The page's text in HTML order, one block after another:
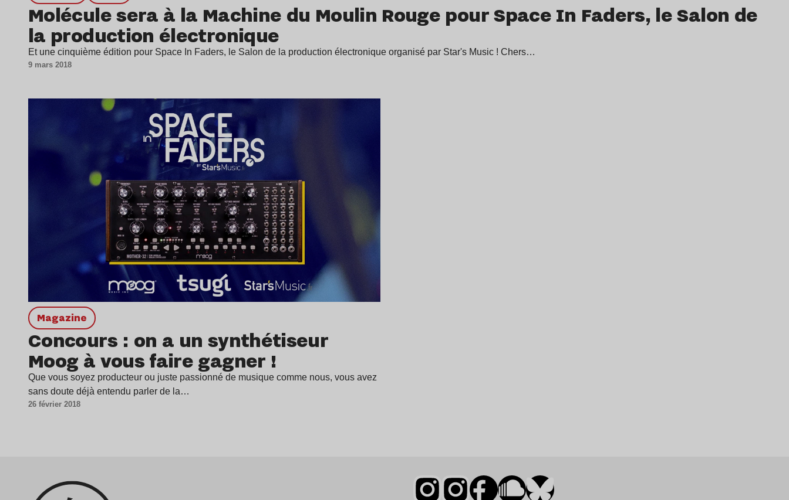
Molécule sera à la Machine du Moulin Rouge pour Space In Faders, le Salon de
la production électronique
Et une cinquième édition pour Space In Faders, le Salon de la production électronique organisé par Star's Music ! Chers…
9 mars 2018
magazine
Concours : on a un synthétiseur
Moog à vous faire gagner !
Que vous soyez producteur ou juste passionné de musique comme nous, vous avez
sans doute déjà entendu parler de la…
26 février 2018